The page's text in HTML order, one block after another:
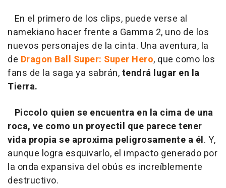
En el primero de los clips, puede verse al
namekiano hacer frente a Gamma 2, uno de los
nuevos personajes de la cinta. Una aventura, la
de Dragon Ball Super: Super Hero, que como los
fans de la saga ya sabrán,tendrá lugar en la
Tierra.
Piccolo quien se encuentra en la cima de una
roca, ve como un proyectil que parece tener
vida propia se aproxima peligrosamente a él. Y,
aunque logra esquivarlo, el impacto generado por
la onda expansiva del obús es increíblemente
destructivo.